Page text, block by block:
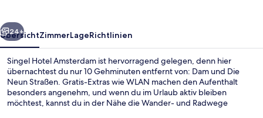
Weiter
24+
ÜbersichtZimmerLageRichtlinien
Singel Hotel Amsterdam ist hervorragend gelegen, denn hier
übernachtest du nur 10 Gehminuten entfernt von: Dam und Die
Neun Straßen. Gratis-Extras wie WLAN machen den Aufenthalt
besonders angenehm, und wenn du im Urlaub aktiv bleiben
möchtest, kannst du in der Nähe die Wander- und Radwege